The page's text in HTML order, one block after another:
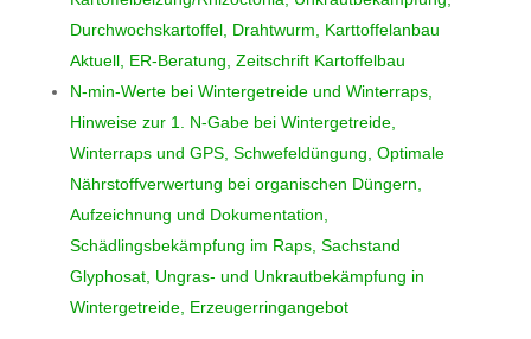
Durchwochskartoffel, Drahtwurm, Karttoffelanbau
Aktuell, ER-Beratung, Zeitschrift Kartoffelbau
N-min-Werte bei Wintergetreide und Winterraps,
Hinweise zur 1. N-Gabe bei Wintergetreide,
Winterraps und GPS, Schwefeldüngung, Optimale
Nährstoffverwertung bei organischen Düngern,
Aufzeichnung und Dokumentation,
Schädlingsbekämpfung im Raps, Sachstand
Glyphosat, Ungras- und Unkrautbekämpfung in
Wintergetreide, Erzeugerringangebot